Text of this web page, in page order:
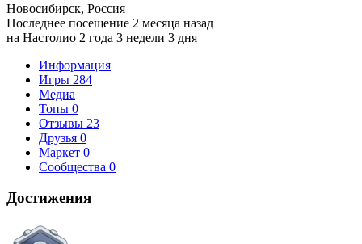
Новосибирск, Россия
Последнее посещение 2 месяца назад
на Настолио 2 года 3 недели 3 дня
Информация
Игры 284
Медиа
Топы 0
Отзывы 23
Друзья 0
Маркет 0
Сообщества 0
Достижения